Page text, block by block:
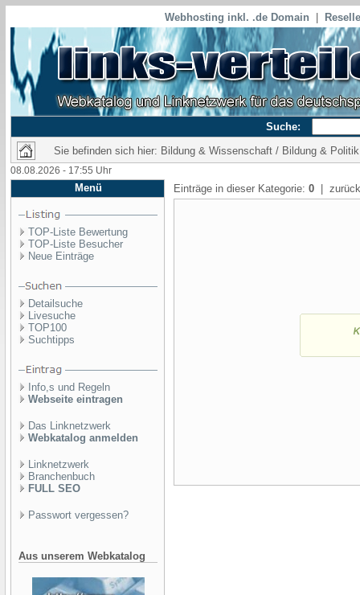
Webhosting inkl. .de Domain
Suche:
Sie befinden sich hier: Bildung & Wissenschaft / Bildung & Politik
08.08.2026 - 17:55 Uhr
Menü
TOP-Liste Bewertung
TOP-Liste Besucher
Neue Einträge
Detailsuche
Livesuche
TOP100
Suchtipps
Info,s und Regeln
Webseite eintragen
Das Linknetzwerk
Webkatalog anmelden
Linknetzwerk
Branchenbuch
FULL SEO
Passwort vergessen?
Aus unserem Webkatalog
Einträge in dieser Kategorie: 0 |